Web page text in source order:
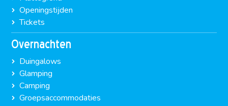
Openingstijden
Tickets
Overnachten
Duingalows
Glamping
Camping
Groepsaccommodaties